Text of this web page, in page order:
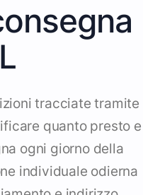
tracciate tramite
quanto presto e
ogni giorno della
individuale odierna